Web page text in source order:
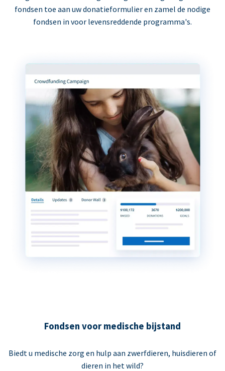
fondsen toe aan uw donatieformulier en zamel de nodige
fondsen in voor levensreddende programma's.
Fondsen voor medische bijstand
Biedt u medische zorg en hulp aan zwerfdieren, huisdieren of
dieren in het wild?